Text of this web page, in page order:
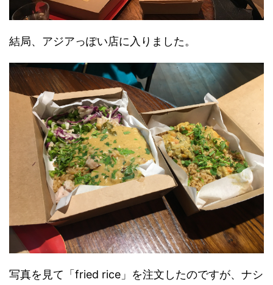
結局、アジアっぽい店に入りました。
写真を見て「fried rice」を注文したのですが、ナシ